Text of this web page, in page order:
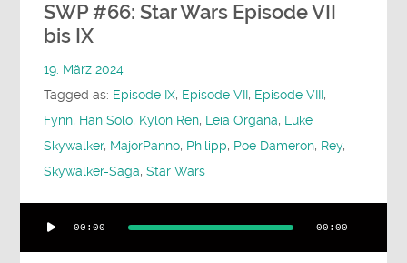
SWP #66: Star Wars Episode VII
bis IX
19. März 2024
Tagged as: Episode IX, Episode VII, Episode VIII,
Fynn, Han Solo, Kylon Ren, Leia Organa, Luke
Skywalker, MajorPanno, Philipp, Poe Dameron, Rey,
Skywalker-Saga,Star Wars
Player
00:00 00:00